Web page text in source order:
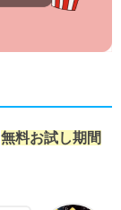
無料お試し期間